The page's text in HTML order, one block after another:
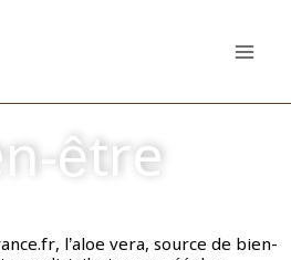
être
l’aloe vera, source de bien-